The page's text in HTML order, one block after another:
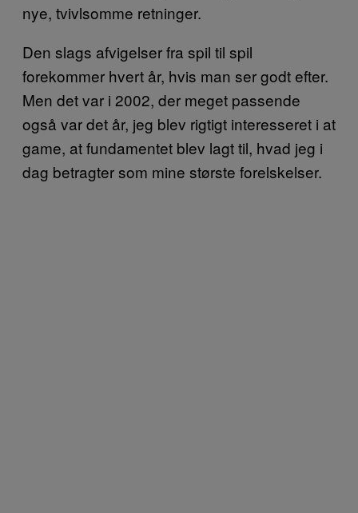
nye, tvivlsomme retninger.
Den slags afvigelser fra spil til spil
forekommer hvert år, hvis man ser godt efter.
Men det var i 2002, der meget passende
også var det år, jeg blev rigtigt interesseret i at
game, at fundamentet blev lagt til, hvad jeg i
dag betragter som mine største forelskelser.